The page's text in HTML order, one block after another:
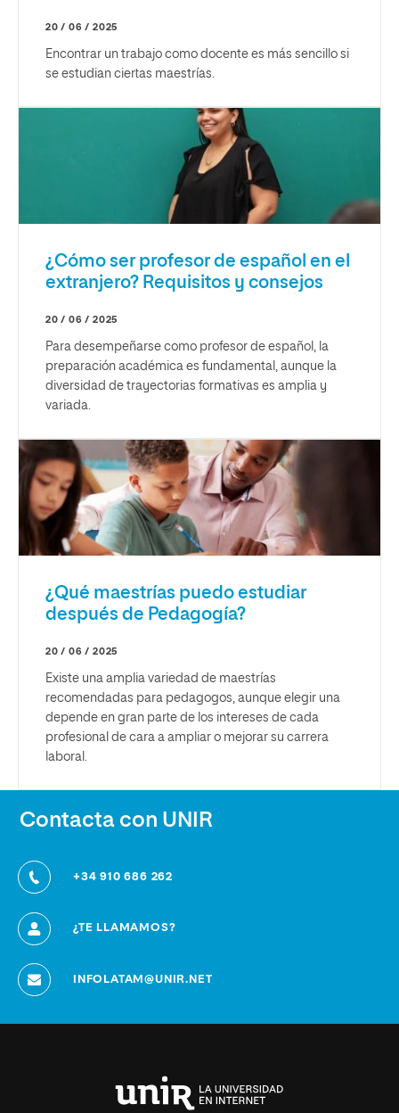
20 / 06 / 2025
Encontrar un trabajo como docente es más sencillo si
se estudian ciertas maestrías.
¿Cómo ser profesor de español en el
extranjero? Requisitos y consejos
20 / 06 / 2025
Para desempeñarse como profesor de español, la
preparación académica es fundamental, aunque la
diversidad de trayectorias formativas es amplia y
variada.
¿Qué maestrías puedo estudiar
después de Pedagogía?
20 / 06 / 2025
Existe una amplia variedad de maestrías
recomendadas para pedagogos, aunque elegir una
depende en gran parte de los intereses de cada
profesional de cara a ampliar o mejorar su carrera
laboral.
Contacta con UNIR
+34 910 686 262
¿TE LLAMAMOS?
INFOLATAM@UNIR.NET